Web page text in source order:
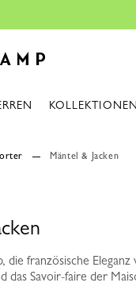
KOLLEKTIONEN
Mäntel & Jacken
die französische
das Savoir-faire der